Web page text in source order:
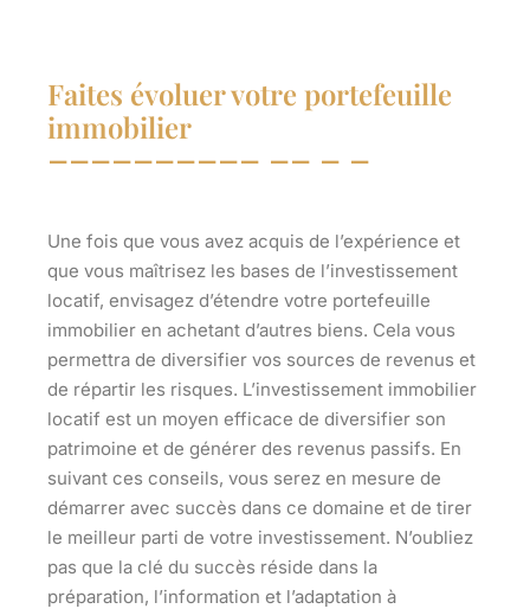
Faites évoluer votre portefeuille
immobilier
Une fois que vous avez acquis de l’expérience et
que vous maîtrisez les bases de l’investissement
locatif, envisagez d’étendre votre portefeuille
immobilier en achetant d’autres biens. Cela vous
permettra de diversifier vos sources de revenus et
de répartir les risques. L’investissement immobilier
locatif est un moyen efficace de diversifier son
patrimoine et de générer des revenus passifs. En
suivant ces conseils, vous serez en mesure de
démarrer avec succès dans ce domaine et de tirer
le meilleur parti de votre investissement. N’oubliez
pas que la clé du succès réside dans la
préparation, l’information et l’adaptation à